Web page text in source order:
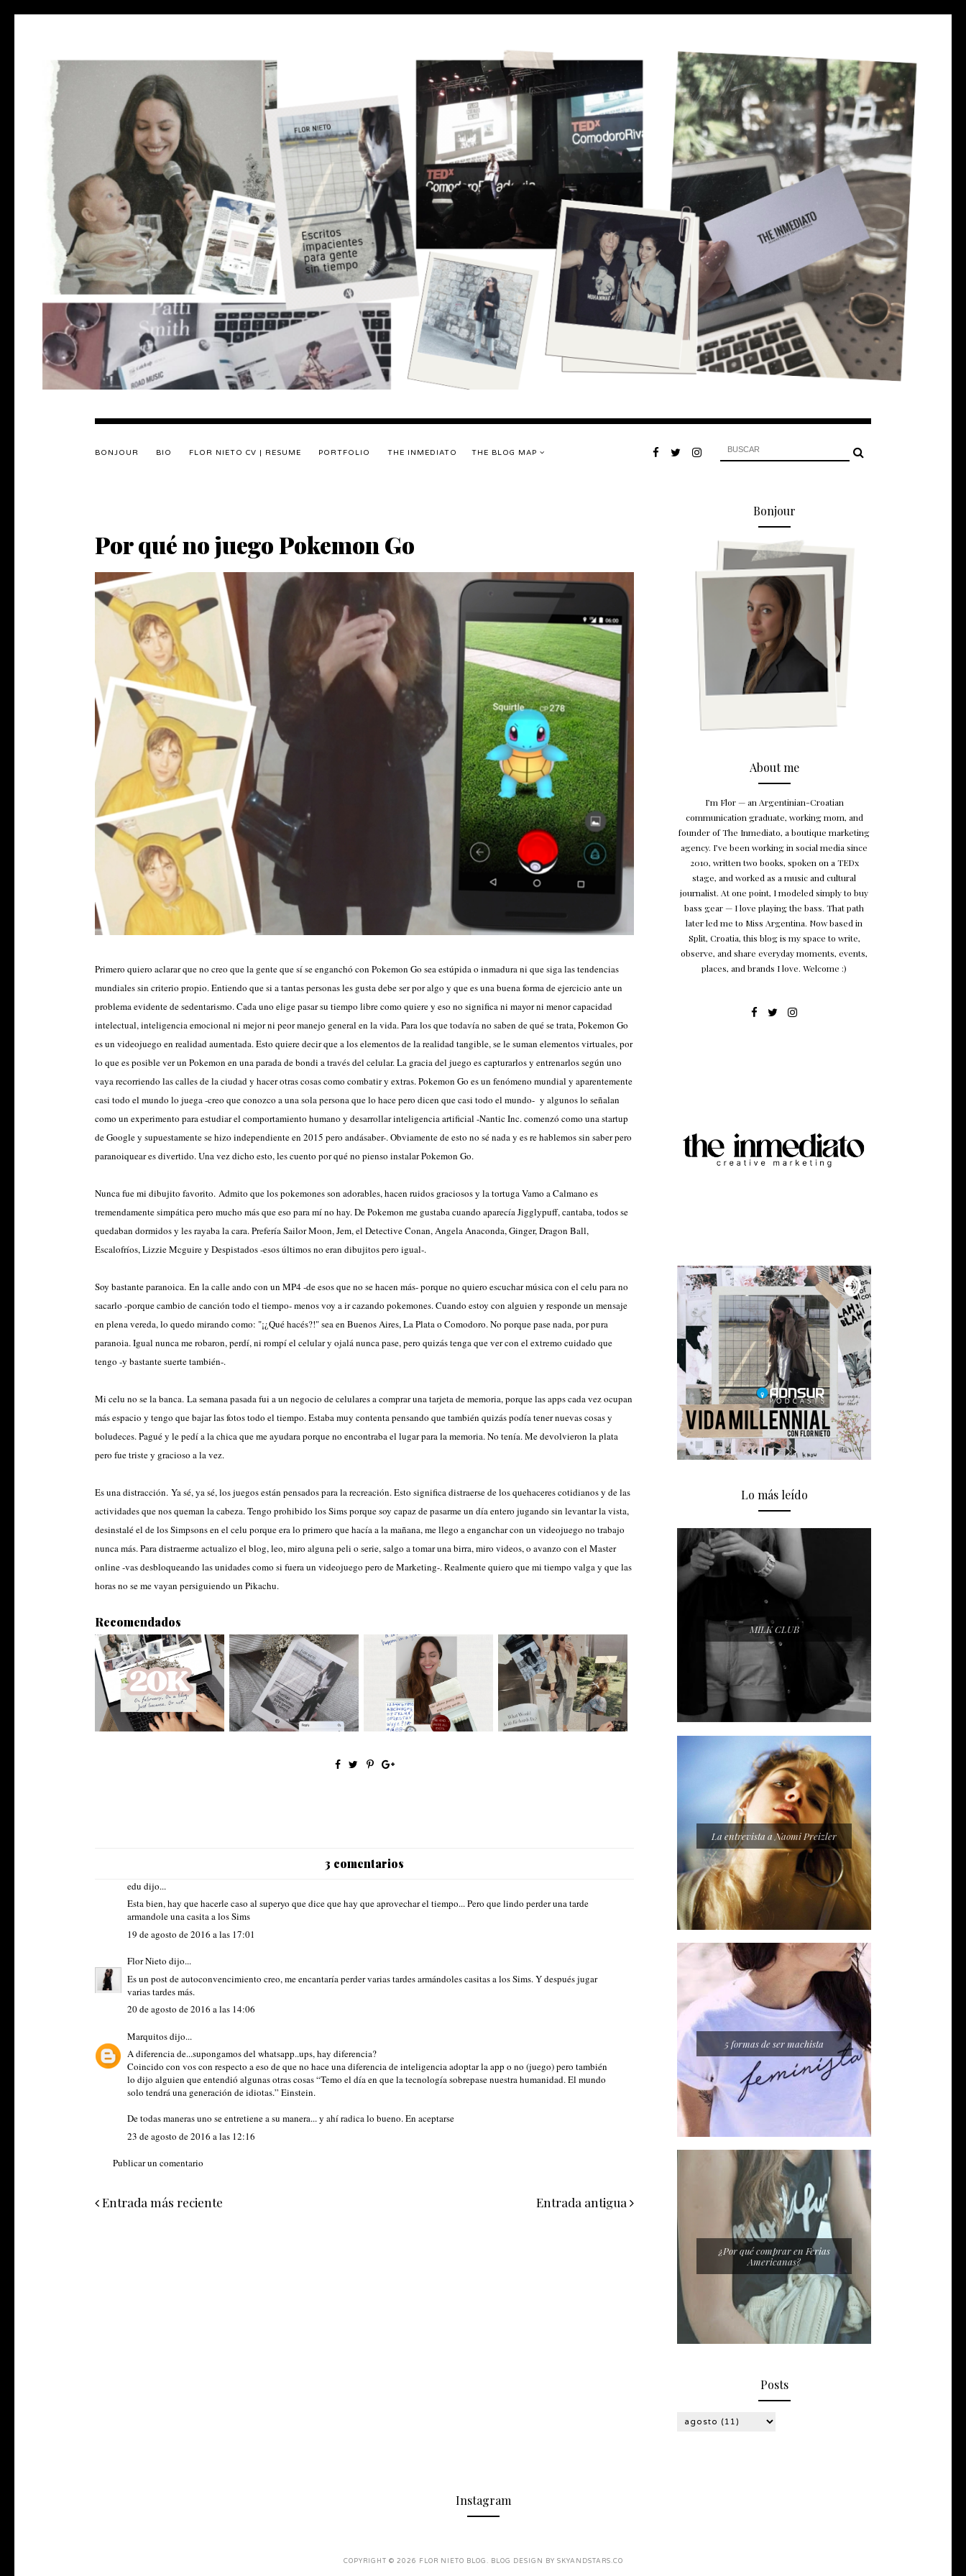
BONJOUR BIO FLOR NIETO CV | RESUME PORTFOLIO THE INMEDIATO THE BLOG MAP
Por qué no juego Pokemon Go
Primero quiero aclarar que no creo que la gente que sí se enganchó con Pokemon Go sea estúpida o inmadura ni que siga las tendencias
mundiales sin criterio propio. Entiendo que si a tantas personas les gusta debe ser por algo y que es una buena forma de ejercicio ante un
problema evidente de sedentarismo. Cada uno elige pasar su tiempo libre como quiere y eso no significa ni mayor ni menor capacidad
intelectual, inteligencia emocional ni mejor ni peor manejo general en la vida. Para los que todavía no saben de qué se trata, Pokemon Go
es un videojuego en realidad aumentada. Esto quiere decir que a los elementos de la realidad tangible, se le suman elementos virtuales, por
lo que es posible ver un Pokemon en una parada de bondi a través del celular. La gracia del juego es capturarlos y entrenarlos según uno
vaya recorriendo las calles de la ciudad y hacer otras cosas como combatir y extras. Pokemon Go es un fenómeno mundial y aparentemente
casi todo el mundo lo juega -creo que conozco a una sola persona que lo hace pero dicen que casi todo el mundo- y algunos lo señalan
como un experimento para estudiar el comportamiento humano y desarrollar inteligencia artificial -Nantic Inc. comenzó como una startup
de Google y supuestamente se hizo independiente en 2015 pero andásaber-. Obviamente de esto no sé nada y es re hablemos sin saber pero
paranoiquear es divertido. Una vez dicho esto, les cuento por qué no pienso instalar Pokemon Go.
Nunca fue mi dibujito favorito. Admito que los pokemones son adorables, hacen ruidos graciosos y la tortuga Vamo a Calmano es
tremendamente simpática pero mucho más que eso para mí no hay. De Pokemon me gustaba cuando aparecía Jigglypuff, cantaba, todos se
quedaban dormidos y les rayaba la cara. Prefería Sailor Moon, Jem, el Detective Conan, Angela Anaconda, Ginger, Dragon Ball,
Escalofríos, Lizzie Mcguire y Despistados -esos últimos no eran dibujitos pero igual-.
Soy bastante paranoica. En la calle ando con un MP4 -de esos que no se hacen más- porque no quiero escuchar música con el celu para no
sacarlo -porque cambio de canción todo el tiempo- menos voy a ir cazando pokemones. Cuando estoy con alguien y responde un mensaje
en plena vereda, lo quedo mirando como: "¡¿Qué hacés?!" sea en Buenos Aires, La Plata o Comodoro. No porque pase nada, por pura
paranoia. Igual nunca me robaron, perdí, ni rompí el celular y ojalá nunca pase, pero quizás tenga que ver con el extremo cuidado que
tengo -y bastante suerte también-.
Mi celu no se la banca. La semana pasada fui a un negocio de celulares a comprar una tarjeta de memoria, porque las apps cada vez ocupan
más espacio y tengo que bajar las fotos todo el tiempo. Estaba muy contenta pensando que también quizás podía tener nuevas cosas y
boludeces. Pagué y le pedí a la chica que me ayudara porque no encontraba el lugar para la memoria. No tenía. Me devolvieron la plata
pero fue triste y gracioso a la vez.
Es una distracción. Ya sé, ya sé, los juegos están pensados para la recreación. Esto significa distraerse de los quehaceres cotidianos y de las
actividades que nos queman la cabeza. Tengo prohibido los Sims porque soy capaz de pasarme un día entero jugando sin levantar la vista,
desinstalé el de los Simpsons en el celu porque era lo primero que hacía a la mañana, me llego a enganchar con un videojuego no trabajo
nunca más. Para distraerme actualizo el blog, leo, miro alguna peli o serie, salgo a tomar una birra, miro videos, o avanzo con el Master
online -vas desbloqueando las unidades como si fuera un videojuego pero de Marketing-. Realmente quiero que mi tiempo valga y que las
horas no se me vayan persiguiendo un Pikachu.
Recomendados
More than 20k Más cronopio My weird 2025 recap On remaining interesting
3 comentarios
edu dijo...
Esta bien, hay que hacerle caso al superyo que dice que hay que aprovechar el tiempo... Pero que lindo perder una tarde
armandole una casita a los Sims
19 de agosto de 2016 a las 17:01
Flor Nieto dijo...
Es un post de autoconvencimiento creo, me encantaría perder varias tardes armándoles casitas a los Sims. Y después jugar
varias tardes más.
20 de agosto de 2016 a las 14:06
Marquitosdijo...
A diferencia de...supongamos del whatsapp..ups, hay diferencia?
Coincido con vos con respecto a eso de que no hace una diferencia de inteligencia adoptar la app o no (juego) pero también
lo dijo alguien que entendió algunas otras cosas “Temo el día en que la tecnología sobrepase nuestra humanidad. El mundo
solo tendrá una generación de idiotas.” Einstein.
De todas maneras uno se entretiene a su manera... y ahí radica lo bueno. En aceptarse
23 de agosto de 2016 a las 12:16
Publicar un comentario
Entrada más reciente Entrada antigua
Bonjour
About me
I’m Flor — an Argentinian-Croatian
communication graduate, working mom, and
founder of The Inmediato, a boutique marketing
agency. I’ve been working in social media since
2010, written two books, spoken on a TEDx
stage, and worked as a music and cultural
journalist. At one point, I modeled simply to buy
bass gear — I love playing the bass. That path
later led me to Miss Argentina. Now based in
Split, Croatia, this blog is my space to write,
observe, and share everyday moments, events,
places, and brands I love. Welcome :)
Lo más leído
MILK CLUB
La entrevista a Naomi Preizler
5 formas de ser machista
¿Por qué comprar en Ferias
Americanas?
Posts
Instagram
COPYRIGHT © 2026 FLOR NIETO BLOG . BLOG DESIGN BY SKYANDSTARS.CO